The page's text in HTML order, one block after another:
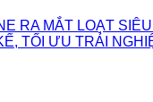
RA MẮT LOẠT
TỐI ƯU TRẢI